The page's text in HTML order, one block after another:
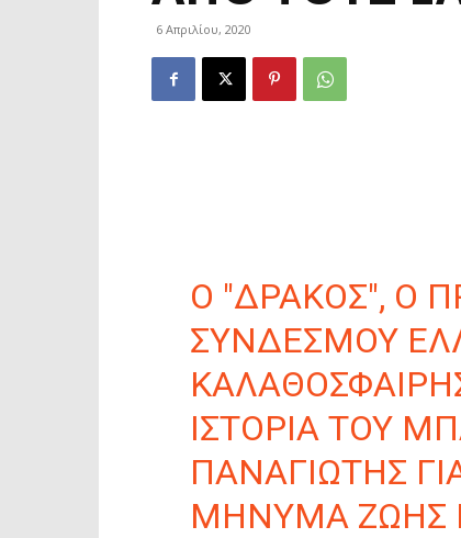
6 Απριλίου, 2020
Ο "ΔΡΆΚΟΣ", Ο
ΣΥΝΔΈΣΜΟΥ
ΙΣΤΟΡΊΑ ΤΟΥ
ΠΑΝΑΓΙΏΤΗΣ
ΜΉΝΥΜΑ ΖΩΉΣ